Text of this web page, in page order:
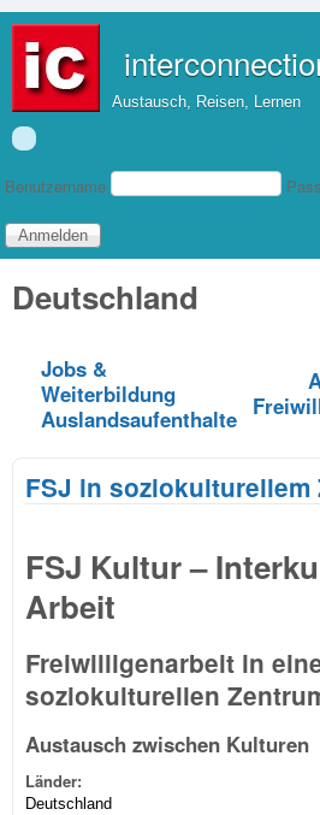
Austausch, Reisen, Lernen
Benutzeranmeldung
Benutzername
Deutschland
Jobs &
Weiterbildung
Auslandsaufenthalte
FSJ in soziokulturellem
FSJ Kultur –
Arbeit
Freiwilligenarbeit in
soziokulturellen
Austausch zwischen Kulturen
Länder:
Deutschland